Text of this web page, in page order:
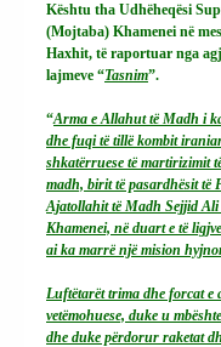
Kështu tha Udhëheqësi
(Mojtaba) Khamenei në
Haxhit, të raportuar nga
lajmeve “Tasnim”.
“Arma e Allahut të Madh i
dhe fuqi të tillë kombit
shkatërruese të martirizimit
madh, birit të pasardhësit të
Ajatollahit të Madh Sejjid
Khamenei, në duart e të
ai ka marrë një mision
Luftëtarët trima dhe forcat e
vetëmohuese, duke u
dhe duke përdorur raketat